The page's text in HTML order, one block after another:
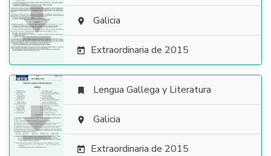
  Galicia
 Extraordinaria de 2015

 Lengua Gallega y Literatura
 Galicia
 Extraordinaria de 2015